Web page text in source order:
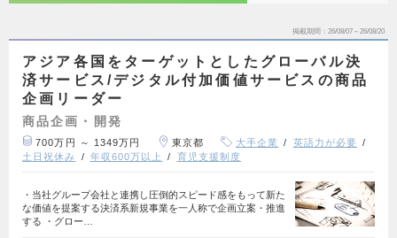
掲載期間 26/08/07～26/08/20
アジア各国をターゲットとしたグローバル決
済サービス/デジタル付加価値サービスの商品
企画リーダー
商品企画・開発
700万円 ～ 1349万円 東京都 大手企業
英語力が必要
土日祝休み
年収600万以上 育児支援制度
・当社グループ会社と連携し圧倒的スピード感をもって新た
な価値を提案する決済系新規事業を一人称で企画立案・推進
する ・グロー…